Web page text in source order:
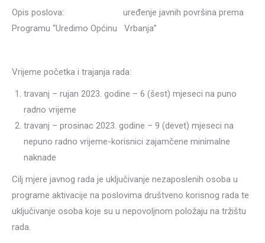
Opis poslova: uređenje javnih površina prema
Programu “Uredimo Općinu Vrbanja”
Vrijeme početka i trajanja rada:
travanj – rujan 2023. godine – 6 (šest) mjeseci na puno
radno vrijeme
travanj – prosinac 2023. godine – 9 (devet) mjeseci na
nepuno radno vrijeme-korisnici zajamčene minimalne
naknade
Cilj mjere javnog rada je uključivanje nezaposlenih osoba u
programe aktivacije na poslovima društveno korisnog rada te
uključivanje osoba koje su u nepovoljnom položaju na tržištu
rada.